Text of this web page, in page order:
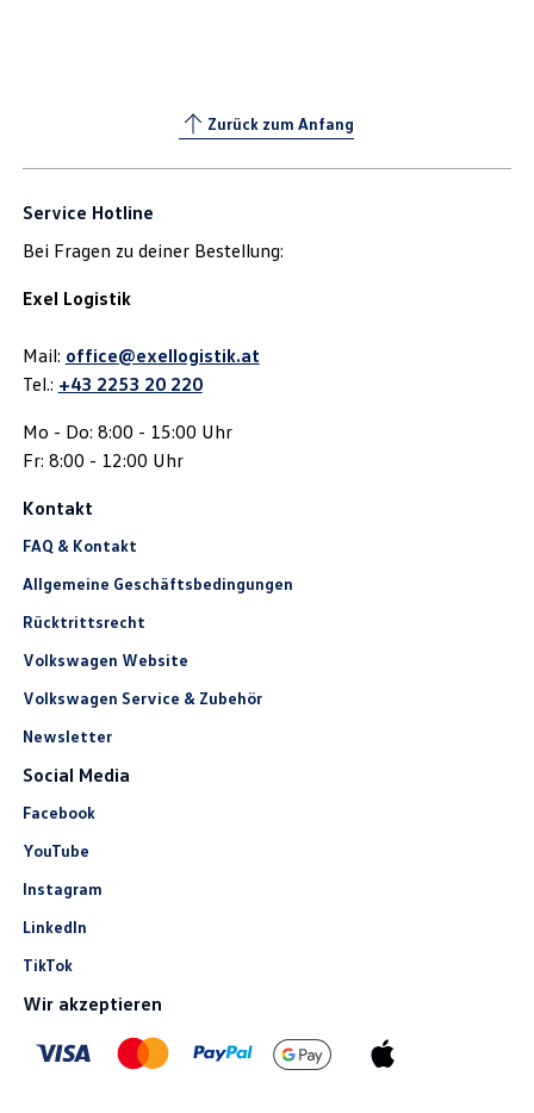
Zurück zum Anfang
Service Hotline
Bei Fragen zu deiner Bestellung:
Exel Logistik
Mail: office@exellogistik.at
Tel.: +43 2253 20 220
Mo - Do: 8:00 - 15:00 Uhr
Fr: 8:00 - 12:00 Uhr
Kontakt
FAQ & Kontakt
Allgemeine Geschäftsbedingungen
Rücktrittsrecht
Volkswagen Website
Volkswagen Service & Zubehör
Newsletter
Social Media
Facebook
YouTube
Instagram
LinkedIn
TikTok
Wir akzeptieren